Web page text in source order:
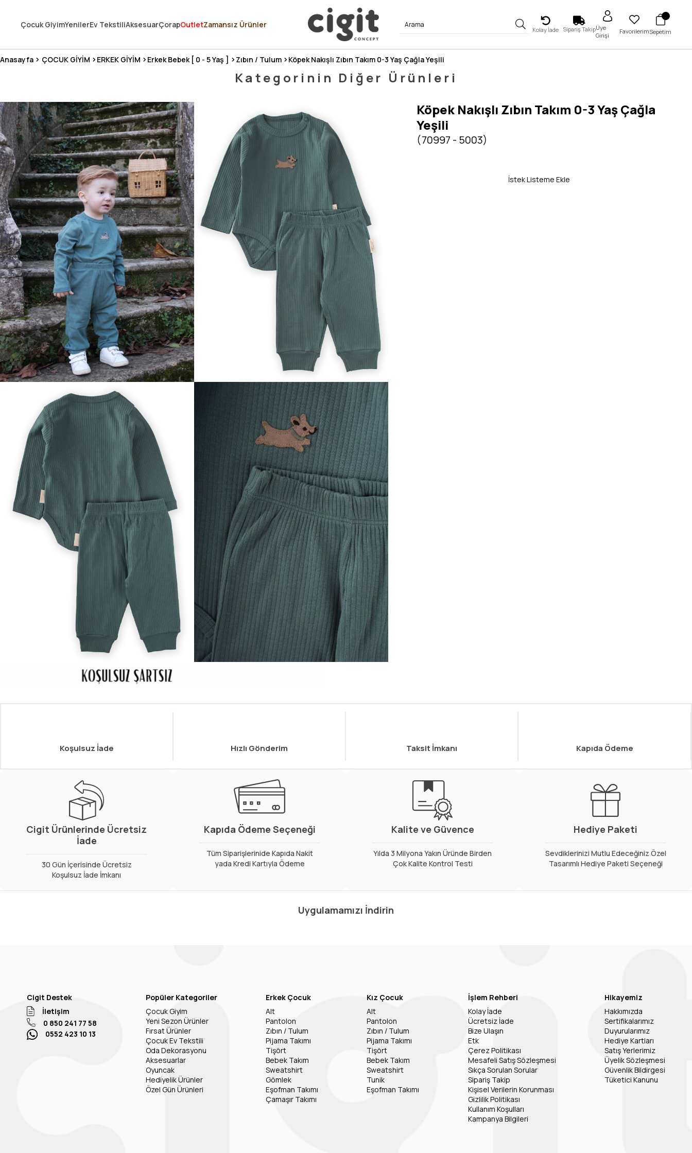
3 MİLYONDAN FAZLA MUTLU MÜŞTERİ ❤️ 10 MİLYON ÜRÜN
Çocuk GiyimYenilerEv TekstiliAksesuarÇorapOutletZamansız Ürünler
Kolay İade Sipariş TakipÜye
Girişi
FavorilerimSepetim
Anasayfa ÇOCUK GİYİM ERKEK GİYİM Erkek Bebek [ 0 - 5 Yaş ] Zıbın / Tulum Köpek Nakışlı Zıbın Takım 0-3 Yaş Çağla Yeşili
Kategorinin Diğer Ürünleri
Köpek Nakışlı Zıbın Takım 0-3 Yaş Çağla
Yeşili
(70997 - 5003)
İstek Listeme Ekle
Koşulsuz İade Hızlı Gönderim Taksit İmkanı Kapıda Ödeme
Cigit Ürünlerinde Ücretsiz
İade
30 Gün İçerisinde Ücretsiz
Koşulsuz İade İmkanı
Kapıda Ödeme Seçeneği
Tüm Siparişlerinide Kapıda Nakit
yada Kredi Kartıyla Ödeme
Kalite ve Güvence
Yılda 3 Milyona Yakın Üründe Birden
Çok Kalite Kontrol Testi
Hediye Paketi
Sevdiklerinizi Mutlu Edeceğiniz Özel
Tasarımlı Hediye Paketi Seçeneği
Uygulamamızı İndirin
Cigit Destek
İletişim
0 850 241 77 58
0552 423 10 13
Popüler Kategoriler
Çocuk Giyim
Yeni Sezon Ürünler
Fırsat Ürünler
Çocuk Ev Tekstili
Oda Dekorasyonu
Aksesuarlar
Oyuncak
Hediyelik Ürünler
Özel Gün Ürünleri
Erkek Çocuk
Alt
Pantolon
Zıbın / Tulum
Pijama Takımı
Tişört
Bebek Takım
Sweatshirt
Gömlek
Eşofman Takımı
Çamaşır Takımı
Kız Çocuk
Alt
Pantolon
Zıbın / Tulum
Pijama Takımı
Tişört
Bebek Takım
Sweatshirt
Tunik
Eşofman Takımı
İşlem Rehberi
Kolay İade
Ücretsiz İade
Bize Ulaşın
Etk
Çerez Politikası
Mesafeli Satış Sözleşmesi
Sıkça Sorulan Sorular
Sipariş Takip
Kişisel Verilerin Korunması
Gizlilik Politikası
Kullanım Koşulları
Kampanya Bilgileri
Hikayemiz
Hakkımızda
Sertifikalarımız
Duyurularımız
Hediye Kartları
Satış Yerlerimiz
Üyelik Sözleşmesi
Güvenlik Bildirgesi
Tüketici Kanunu